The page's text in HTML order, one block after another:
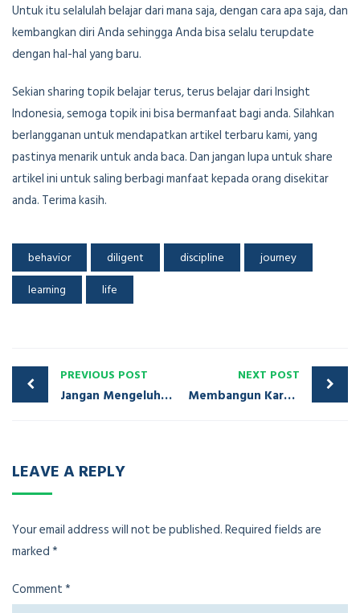
Untuk itu selalulah belajar dari mana saja, dengan cara apa saja, dan
kembangkan diri Anda sehingga Anda bisa selalu terupdate
dengan hal-hal yang baru.
Sekian sharing topik belajar terus, terus belajar dari Insight
Indonesia, semoga topik ini bisa bermanfaat bagi anda. Silahkan
berlangganan untuk mendapatkan artikel terbaru kami, yang
pastinya menarik untuk anda baca. Dan jangan lupa untuk share
artikel ini untuk saling berbagi manfaat kepada orang disekitar
anda. Terima kasih.
behavior diligent discipline
journey
learning
life
PREVIOUS POST
Jangan Mengeluh Pada Pekerjaan
NEXT POST
Membangun Karakter Positif
LEAVE A REPLY
Your email address will not be published.Required fields are
marked*
Comment*